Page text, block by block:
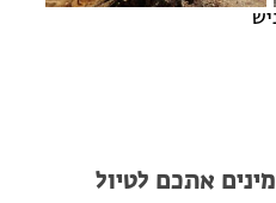
אתכם לטיול